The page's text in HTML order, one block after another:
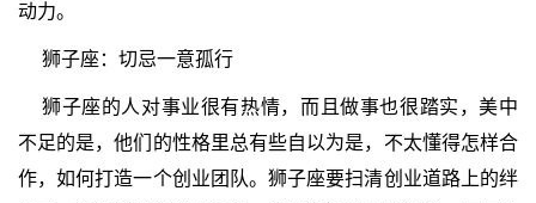
动力。
狮子座：切忌一意孤行
狮子座的人对事业很有热情，而且做事也很踏实，美中
不足的是，他们的性格里总有些自以为是，不太懂得怎样合
作，如何打造一个创业团队。狮子座要扫清创业道路上的绊